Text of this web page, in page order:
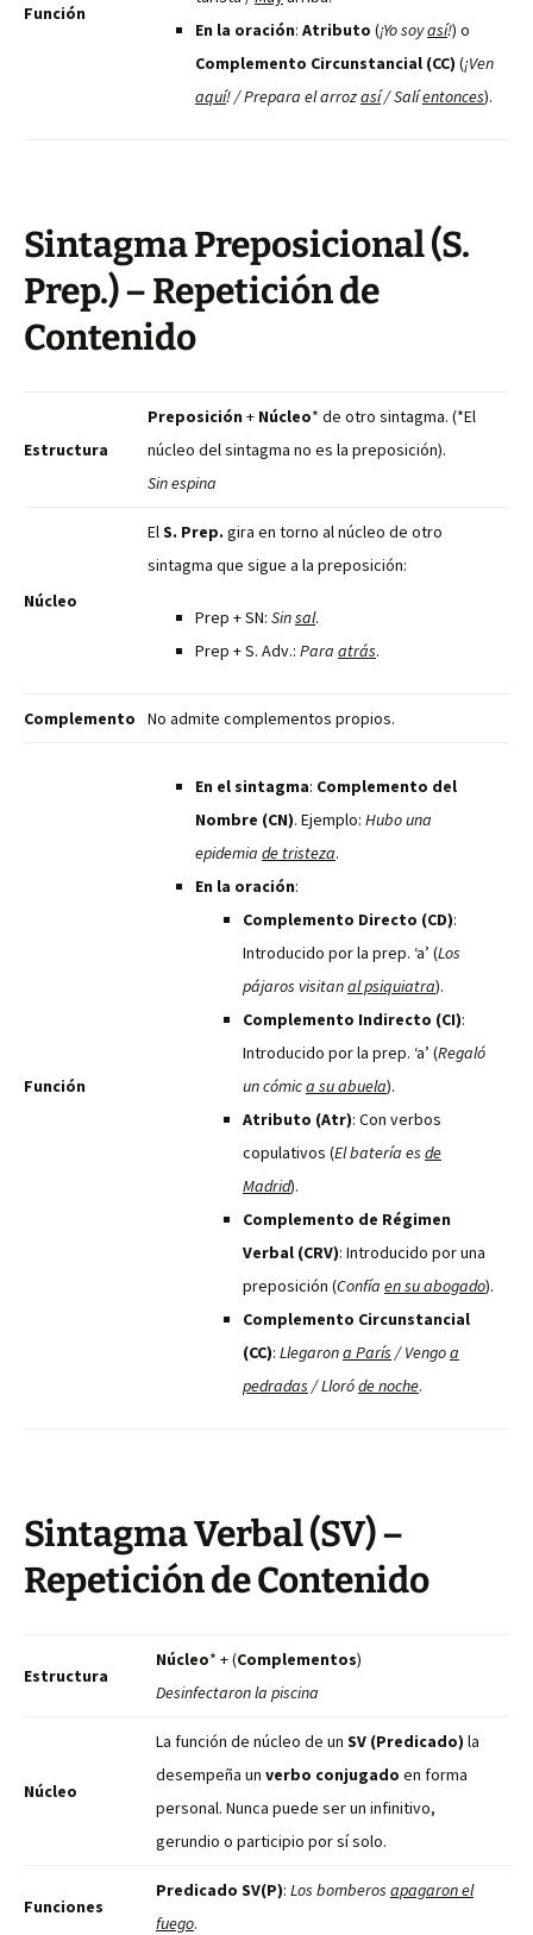
Función
En la oración: Atributo (¡Yo soyasí!) o
Complemento Circunstancial (CC) (¡Ven
aquí! / Prepara el arrozasí/ Salíentonces).
Sintagma Preposicional (S.
Prep.) – Repetición de
Contenido
Estructura
Preposición + Núcleo* de otro sintagma. (*El
núcleo del sintagma no es la preposición).
Sin espina
Núcleo
ElS. Prep. gira en torno al núcleo de otro
sintagma que sigue a la preposición:
Prep + SN: Sinsal.
Prep + S. Adv.: Para atrás.
Complemento No admite complementos propios.
Función
En el sintagma: Complemento del
Nombre (CN). Ejemplo: Hubo una
epidemia de tristeza.
En la oración:
Complemento Directo (CD):
Introducido por la prep. ‘a’ (Los
pájaros visitanal psiquiatra).
Complemento Indirecto (CI):
Introducido por la prep. ‘a’ (Regaló
un cómica su abuela).
Atributo (Atr): Con verbos
copulativos (El batería es de
Madrid).
Complemento de Régimen
Verbal (CRV): Introducido por una
preposición (Confía en su abogado).
Complemento Circunstancial
(CC): Llegarona París / Vengoa
pedradas / Lloróde noche.
Sintagma Verbal (SV) –
Repetición de Contenido
Estructura
Núcleo* + (Complementos)
Desinfectaron la piscina
Núcleo
La función de núcleo de un SV (Predicado) la
desempeña un verbo conjugado en forma
personal. Nunca puede ser un infinitivo,
gerundio o participio por sí solo.
Funciones
Predicado SV(P): Los bomberos apagaron el
fuego.